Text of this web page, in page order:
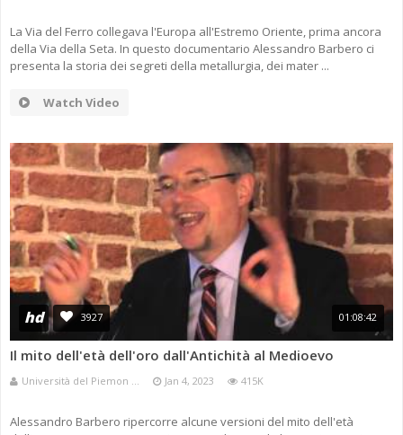
La Via del Ferro collegava l'Europa all'Estremo Oriente, prima ancora
della Via della Seta. In questo documentario Alessandro Barbero ci
presenta la storia dei segreti della metallurgia, dei mater ...
Watch Video
hd 3927 01:08:42
Il mito dell'età dell'oro dall'Antichità al Medioevo
Università del Piemon ... Jan 4, 2023 415K
Alessandro Barbero ripercorre alcune versioni del mito dell'età